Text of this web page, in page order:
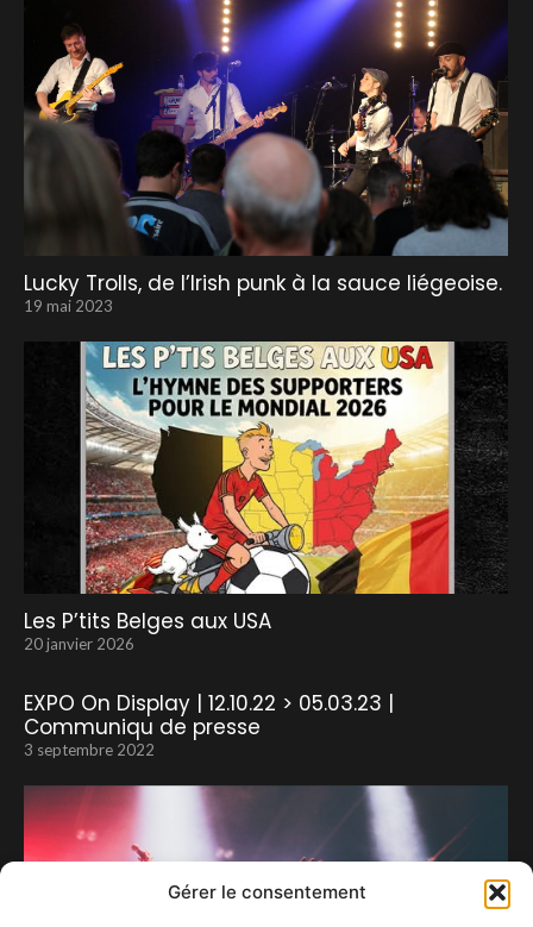
Gérer le consentement
Lucky Trolls, de l’Irish punk à la sauce liégeoise.
19 mai 2023
Les P’tits Belges aux USA
20 janvier 2026
EXPO On Display | 12.10.22 > 05.03.23 |
Communiqu de presse
3 septembre 2022